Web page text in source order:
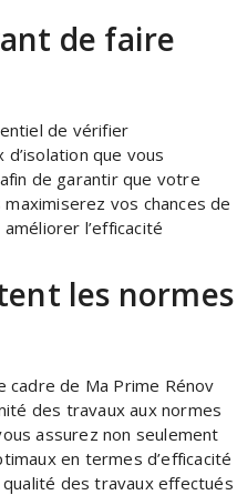
de faire
de vérifier
que vous
de garantir que votre
vos chances de
l’efficacité
les normes
cadre de Ma Prime Rénov
des travaux aux normes
assurez non seulement
en termes d’efficacité
des travaux effectués